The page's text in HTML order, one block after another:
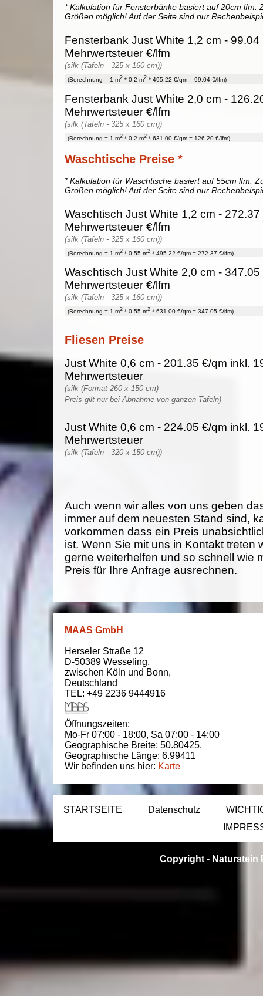
* Kalkulation für Fensterbänke basiert auf 20cm lfm.
Größen möglich! Auf der Seite sind nur
Fensterbank Just White 1,2 cm - 99.04
Mehrwertsteuer €/lfm
(silk (Tafeln - 325 x 160 cm))
(Berechnung = 1 m2 * 0.2 m2 * 495.22 €/qm = 99.04 €/lfm)
Fensterbank Just White 2,0 cm -
Mehrwertsteuer €/lfm
(silk (Tafeln - 325 x 160 cm))
(Berechnung = 1 m2 * 0.2 m2 * 631.00 €/qm = 126.20 €/lfm)
Waschtische Preise *
* Kalkulation für Waschtische basiert auf 55cm lfm.
Größen möglich! Auf der Seite sind nur
Waschtisch Just White 1,2 cm - 272.37
Mehrwertsteuer €/lfm
(silk (Tafeln - 325 x 160 cm))
(Berechnung = 1 m2 * 0.55 m2 * 495.22 €/qm = 272.37 €/lfm)
Waschtisch Just White 2,0 cm - 347.05
Mehrwertsteuer €/lfm
(silk (Tafeln - 325 x 160 cm))
(Berechnung = 1 m2 * 0.55 m2 * 631.00 €/qm = 347.05 €/lfm)
Fliesen Preise
Just White 0,6 cm - 201.35 €/qm inkl.
Mehrwertsteuer
(silk (Format 260 x 150 cm)
Preis gilt nur bei Abnahme von ganzen Tafeln)
Just White 0,6 cm - 224.05 €/qm inkl.
Mehrwertsteuer
(silk (Tafeln - 320 x 150 cm))
Auch wenn wir alles von uns geben
immer auf dem neuesten Stand sind,
vorkommen dass ein Preis
ist. Wenn Sie mit uns in Kontakt treten
gerne weiterhelfen und so schnell wie
Preis für Ihre Anfrage ausrechnen.
MAAS GmbH
Herseler Straße 12
D-50389 Wesseling,
zwischen Köln und Bonn,
Deutschland
TEL: +49 2236 9444916
Öffnungszeiten:
Mo-Fr 07:00 - 18:00, Sa 07:00 - 14:00
Geographische Breite: 50.80425,
Geographische Länge: 6.99411
Wir befinden uns hier: Karte
STARTSEITE Datenschutz
Copyright - Naturstein